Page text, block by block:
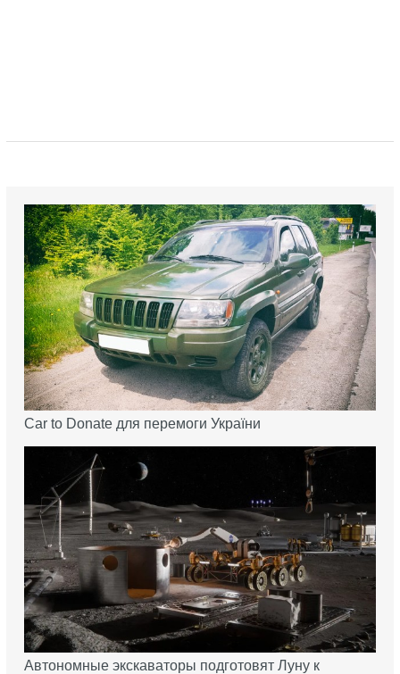
Car to Donate для перемоги України
Автономные экскаваторы подготовят Луну к